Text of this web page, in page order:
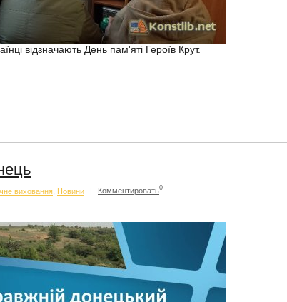
відзначають День пам'яті Героїв Крут.
виховання Новини Комментировать0